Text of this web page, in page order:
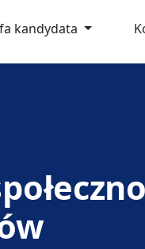
kandydata